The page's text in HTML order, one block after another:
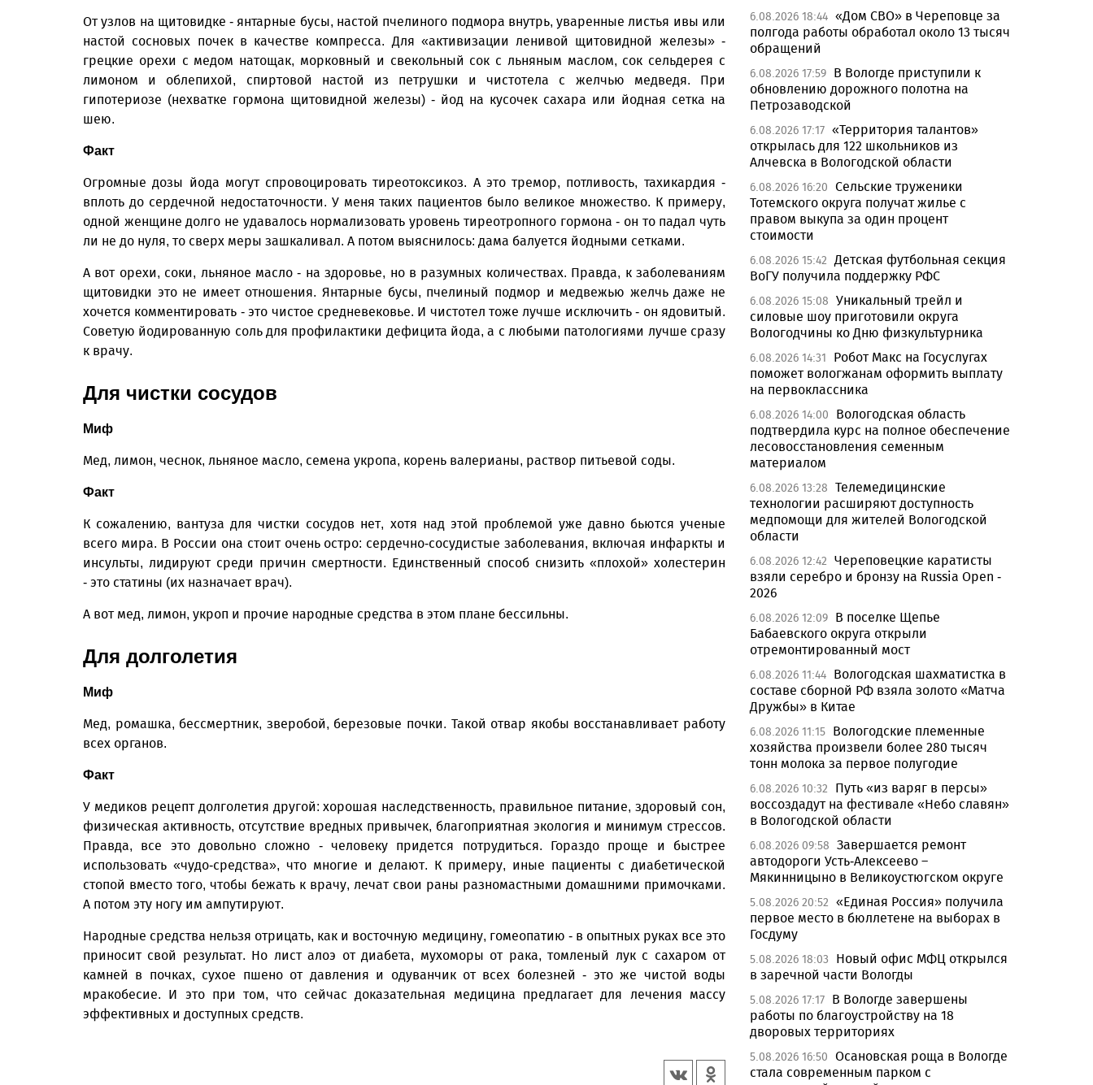
От узлов на щитовидке - янтарные бусы, настой пчелиного подмора внутрь, уваренные листья ивы или
настой сосновых почек в качестве компресса. Для «активизации ленивой щитовидной железы» -
грецкие орехи с медом натощак, морковный и свекольный сок с льняным маслом, сок сельдерея с
лимоном и облепихой, спиртовой настой из петрушки и чистотела с желчью медведя. При
гипотериозе (нехватке гормона щитовидной железы) - йод на кусочек сахара или йодная сетка на
шею.
Факт
Огромные дозы йода могут спровоцировать тиреотоксикоз. А это тремор, потливость, тахикардия -
вплоть до сердечной недостаточности. У меня таких пациентов было великое множество. К примеру,
одной женщине долго не удавалось нормализовать уровень тиреотропного гормона - он то падал чуть
ли не до нуля, то сверх меры зашкаливал. А потом выяснилось: дама балуется йодными сетками.
А вот орехи, соки, льняное масло - на здоровье, но в разумных количествах. Правда, к заболеваниям
щитовидки это не имеет отношения. Янтарные бусы, пчелиный подмор и медвежью желчь даже не
хочется комментировать - это чистое средневековье. И чистотел тоже лучше исключить - он ядовитый.
Советую йодированную соль для профилактики дефицита йода, а с любыми патологиями лучше сразу
к врачу.
Для чистки сосудов
Миф
Мед, лимон, чеснок, льняное масло, семена укропа, корень валерианы, раствор питьевой соды.
Факт
К сожалению, вантуза для чистки сосудов нет, хотя над этой проблемой уже давно бьются ученые
всего мира. В России она стоит очень остро: сердечно-сосудистые заболевания, включая инфаркты и
инсульты, лидируют среди причин смертности. Единственный способ снизить «плохой» холестерин
- это статины (их назначает врач).
А вот мед, лимон, укроп и прочие народные средства в этом плане бессильны.
Для долголетия
Миф
Мед, ромашка, бессмертник, зверобой, березовые почки. Такой отвар якобы восстанавливает работу
всех органов.
Факт
У медиков рецепт долголетия другой: хорошая наследственность, правильное питание, здоровый сон,
физическая активность, отсутствие вредных привычек, благоприятная экология и минимум стрессов.
Правда, все это довольно сложно - человеку придется потрудиться. Гораздо проще и быстрее
использовать «чудо-средства», что многие и делают. К примеру, иные пациенты с диабетической
стопой вместо того, чтобы бежать к врачу, лечат свои раны разномастными домашними примочками.
А потом эту ногу им ампутируют.
Народные средства нельзя отрицать, как и восточную медицину, гомеопатию - в опытных руках все это
приносит свой результат. Но лист алоэ от диабета, мухоморы от рака, томленый лук с сахаром от
камней в почках, сухое пшено от давления и одуванчик от всех болезней - это же чистой воды
мракобесие. И это при том, что сейчас доказательная медицина предлагает для лечения массу
эффективных и доступных средств.
6.08.2026 18:44 «Дом СВО» в Череповце за
полгода работы обработал около 13 тысяч
обращений
6.08.2026 17:59 В Вологде приступили к
обновлению дорожного полотна на
Петрозаводской
6.08.2026 17:17 «Территория талантов»
открылась для 122 школьников из
Алчевска в Вологодской области
6.08.2026 16:20 Сельские труженики
Тотемского округа получат жилье с
правом выкупа за один процент
стоимости
6.08.2026 15:42 Детская футбольная секция
ВоГУ получила поддержку РФС
6.08.2026 15:08 Уникальный трейл и
силовые шоу приготовили округа
Вологодчины ко Дню физкультурника
6.08.2026 14:31
Робот Макс на Госуслугах
поможет вологжанам оформить выплату
на первоклассника
6.08.2026 14:00
Вологодская область
подтвердила курс на полное обеспечение
лесовосстановления семенным
материалом
6.08.2026 13:28 Телемедицинские
технологии расширяют доступность
медпомощи для жителей Вологодской
области
6.08.2026 12:42 Череповецкие каратисты
взяли серебро и бронзу на Russia Open -
2026
6.08.2026 12:09 В поселке Щепье
Бабаевского округа открыли
отремонтированный мост
6.08.2026 11:44 Вологодская шахматистка в
составе сборной РФ взяла золото «Матча
Дружбы» в Китае
6.08.2026 11:15 Вологодские племенные
хозяйства произвели более 280 тысяч
тонн молока за первое полугодие
6.08.2026 10:32
Путь «из варяг в персы»
воссоздадут на фестивале «Небо славян»
в Вологодской области
6.08.2026 09:58 Завершается ремонт
автодороги Усть-Алексеево –
Мякинницыно в Великоустюгском округе
5.08.2026 20:52 «Единая Россия» получила
первое место в бюллетене на выборах в
Госдуму
5.08.2026 18:03
Новый офис МФЦ открылся
в заречной части Вологды
5.08.2026 17:17 В Вологде завершены
работы по благоустройству на 18
дворовых территориях
5.08.2026 16:50 Осановская роща в Вологде
стала современным парком с